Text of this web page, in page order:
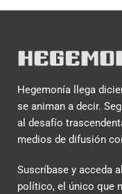
Hegemonía llega
se animan a decir.
al desafío
medios de difusión
Suscríbase y acceda
político, el único que